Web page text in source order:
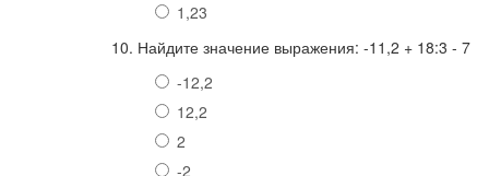
1,23
10. Найдите значение выражения: -11,2 + 18:3 - 7
-12,2
12,2
2
-2